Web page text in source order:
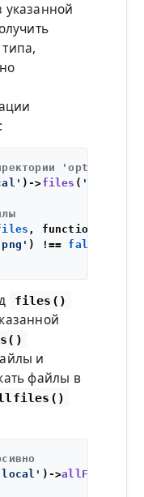
указанной
)->files (
, function (
) !== false
files()
и
файлы в
)->allFiles